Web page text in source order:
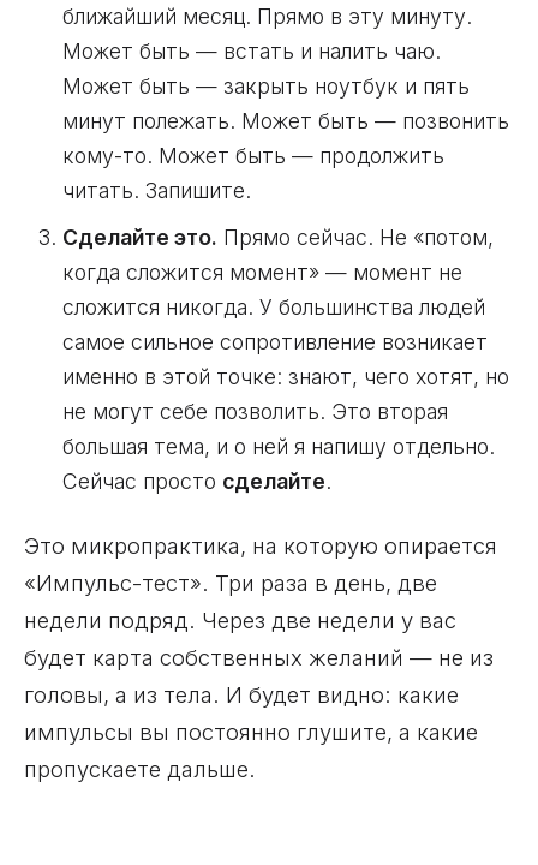
ближайший месяц. Прямо в эту минуту.
Может быть — встать и налить чаю.
Может быть — закрыть ноутбук и пять
минут полежать. Может быть — позвонить
кому-то. Может быть — продолжить
читать. Запишите.
Сделайте это. Прямо сейчас. Не «потом,
когда сложится момент» — момент не
сложится никогда. У большинства людей
самое сильное сопротивление возникает
именно в этой точке: знают, чего хотят, но
не могут себе позволить. Это вторая
большая тема, и о ней я напишу отдельно.
Сейчас просто сделайте.
Это микропрактика, на которую опирается
«Импульс-тест». Три раза в день, две
недели подряд. Через две недели у вас
будет карта собственных желаний — не из
головы, а из тела. И будет видно: какие
импульсы вы постоянно глушите, а какие
пропускаете дальше.